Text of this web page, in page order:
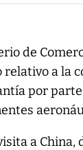
de
relativo a la
por
a China,